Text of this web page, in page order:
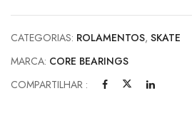
CATEGORIAS: ROLAMENTOS, SKATE
MARCA: CORE BEARINGS
COMPARTILHAR :